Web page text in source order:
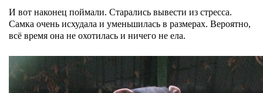
И вот наконец поймали. Старались вывести из стресса.
Самка очень исхудала и уменьшилась в размерах. Вероятно,
всё время она не охотилась и ничего не ела.